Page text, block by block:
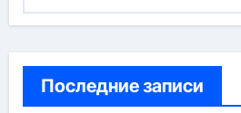
Последние записи